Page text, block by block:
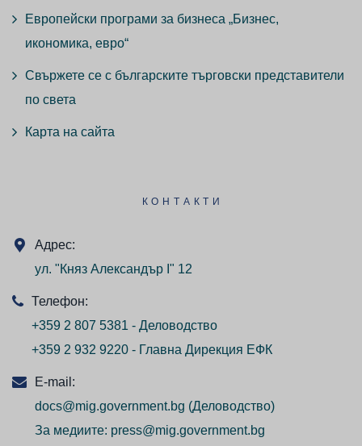
Европейски програми за бизнеса „Бизнес,
икономика, евро“
Свържете се с българските търговски представители
по света
Карта на сайта
КОНТАКТИ
Адрес:
ул. "Княз Александър I" 12
Телефон:
+359 2 807 5381 - Деловодство
+359 2 932 9220 - Главна Дирекция ЕФК
E-mail:
docs@mig.government.bg (Деловодство)
За медиите: press@mig.government.bg